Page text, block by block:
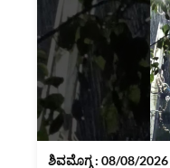
ಶಿವಮೊಗ್ಗ : 08/08/2026